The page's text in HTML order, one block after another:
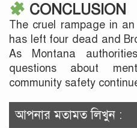
CONCLUSION
The cruel rampage in
has left four dead and
As Montana
questions about
community safety
আপনার মতামত লিখুন :